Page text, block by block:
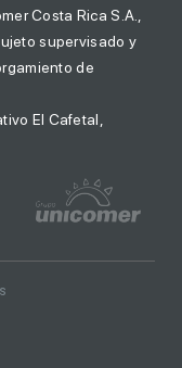
Costa Rica S.A.,
supervisado y
de
El Cafetal,